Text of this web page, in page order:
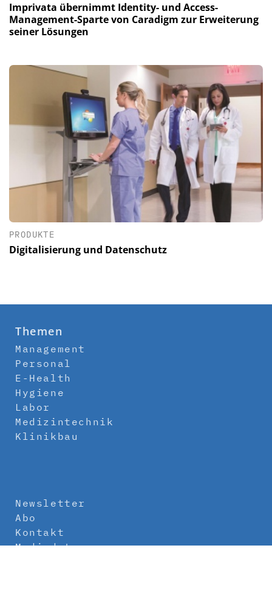
Imprivata übernimmt Identity- und Access-
Management-Sparte von Caradigm zur Erweiterung
seiner Lösungen
PRODUKTE
Digitalisierung und Datenschutz
Themen
Management
Personal
E-Health
Hygiene
Labor
Medizintechnik
Klinikbau
Newsletter
Abo
Kontakt
Mediadaten